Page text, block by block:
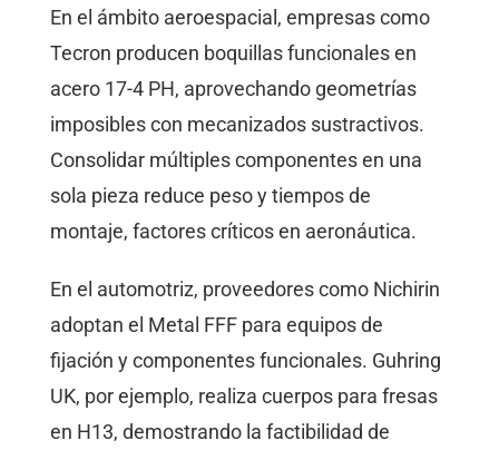
En el ámbito aeroespacial, empresas como
Tecron producen boquillas funcionales en
acero 17-4 PH, aprovechando geometrías
imposibles con mecanizados sustractivos.
Consolidar múltiples componentes en una
sola pieza reduce peso y tiempos de
montaje, factores críticos en aeronáutica.
En el automotriz, proveedores como Nichirin
adoptan el Metal FFF para equipos de
fijación y componentes funcionales. Guhring
UK, por ejemplo, realiza cuerpos para fresas
en H13, demostrando la factibilidad de